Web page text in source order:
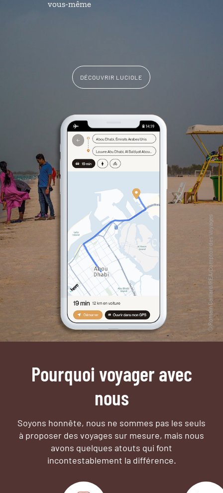
vous-même
DÉCOUVRIR LUCIOLE
Pourquoi voyager avec
nous
Soyons honnête, nous ne sommes pas les seuls
à proposer des voyages sur mesure, mais nous
avons quelques atouts qui font
incontestablement la différence.